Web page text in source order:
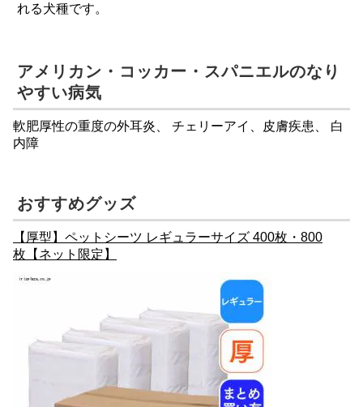
れる犬種です。
アメリカン・コッカー・スパニエルのなり
やすい病気
軟肥厚性の重度の外耳炎、 チェリーアイ 、皮膚疾患、 白
内障
おすすめグッズ
【厚型】ペットシーツ レギュラーサイズ 400枚・800
枚【ネット限定】